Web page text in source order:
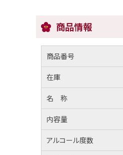
商品情報
商品番号
在庫
名 称
内容量
アルコール度数